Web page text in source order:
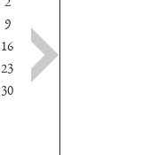
9
16
23
30